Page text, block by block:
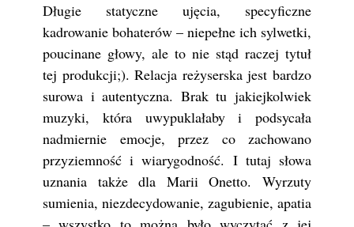
Długie statyczne ujęcia, specyficzne
kadrowanie bohaterów – niepełne ich sylwetki,
poucinane głowy, ale to nie stąd raczej tytuł
tej produkcji;). Relacja reżyserska jest bardzo
surowa i autentyczna. Brak tu jakiejkolwiek
muzyki, która uwypuklałaby i podsycała
nadmiernie emocje, przez co zachowano
przyziemność i wiarygodność. I tutaj słowa
uznania także dla Marii Onetto. Wyrzuty
sumienia, niezdecydowanie, zagubienie, apatia